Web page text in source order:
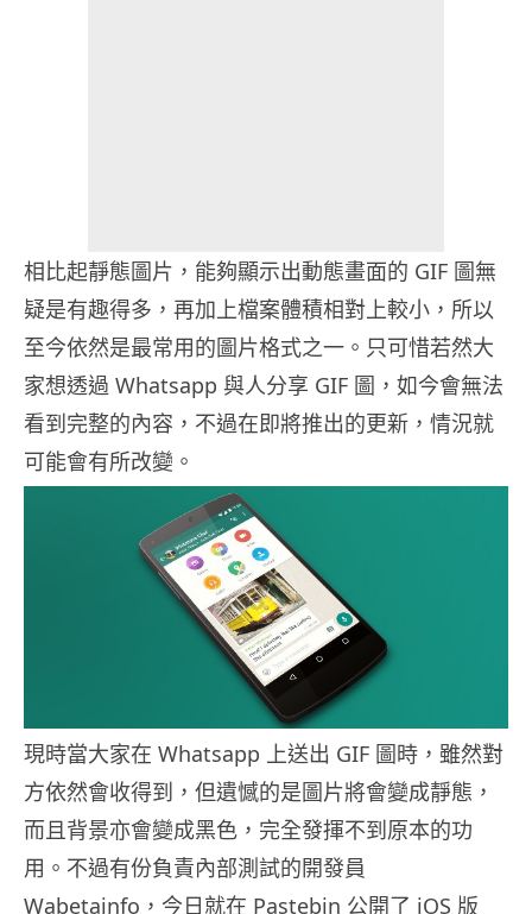
相比起靜態圖片，能夠顯示出動態畫面的 GIF 圖無
疑是有趣得多，再加上檔案體積相對上較小，所以
至今依然是最常用的圖片格式之一。只可惜若然大
家想透過 Whatsapp 與人分享 GIF 圖，如今會無法
看到完整的內容，不過在即將推出的更新，情況就
可能會有所改變。
現時當大家在 Whatsapp 上送出 GIF 圖時，雖然對
方依然會收得到，但遺憾的是圖片將會變成靜態，
而且背景亦會變成黑色，完全發揮不到原本的功
用。不過有份負責內部測試的開發員
Wabetainfo，今日就在 Pastebin 公開了 iOS 版